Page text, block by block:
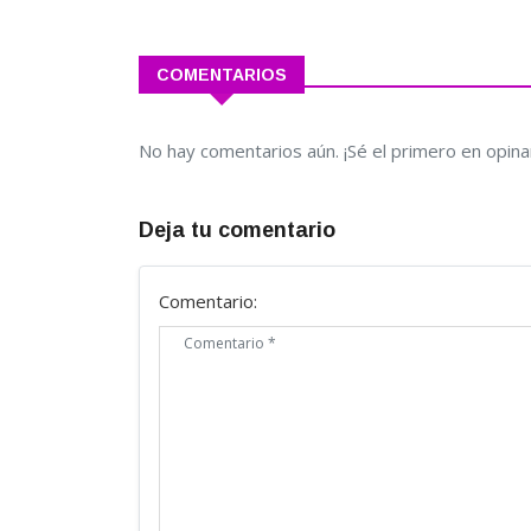
COMENTARIOS
No hay comentarios aún. ¡Sé el primero en
Deja tu comentario
Comentario: